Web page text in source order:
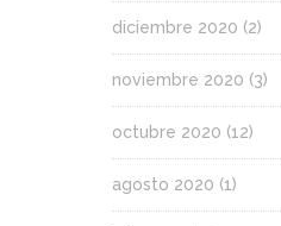
diciembre 2020 (2)
noviembre 2020 (3)
octubre 2020 (12)
agosto 2020 (1)